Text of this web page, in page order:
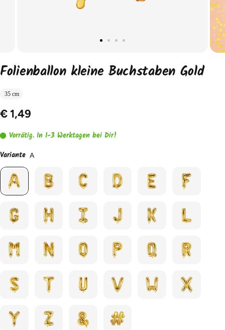
Folienballon kleine Buchstaben Gold
35 cm
€ 1,49
Vorrätig. In 1-3 Werktagen bei Dir!
Variante A